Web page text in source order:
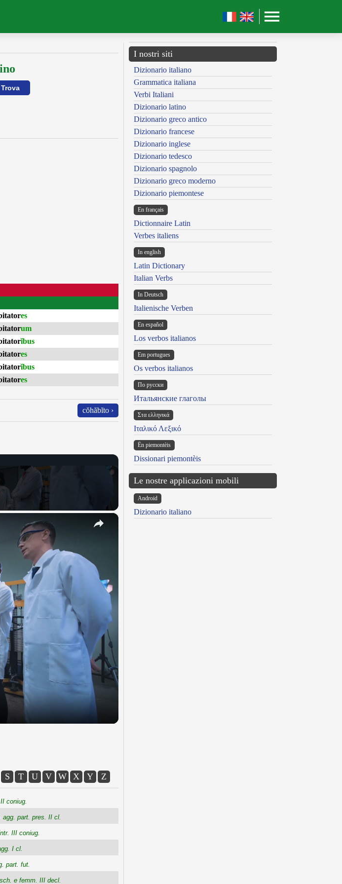
es
um
ĭbus
es
ĭbus
es
cŏhăbĭto ›
×
S T U V W X Y Z
coniug.
agg. part. pres. II cl.
III coniug.
I cl.
part. fut.
e femm. III decl.
I nostri siti
Dizionario italiano
Grammatica italiana
Verbi Italiani
Dizionario latino
Dizionario greco antico
Dizionario francese
Dizionario inglese
Dizionario tedesco
Dizionario spagnolo
Dizionario greco moderno
Dizionario piemontese
En français
Dictionnaire Latin
Verbes italiens
In english
Latin Dictionary
Italian Verbs
In Deutsch
Italienische Verben
En español
Los verbos italianos
Em portugues
Os verbos italianos
По русски
Итальянские глаголы
Στα ελληνικά
Ιταλικό Λεξικό
Ën piemontèis
Dissionari piemontèis
Le nostre applicazioni mobili
Android
Dizionario italiano